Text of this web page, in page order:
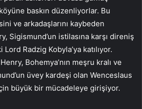
baskın düzenliyorlar. Bu
ve arkadaşlarını kaybeden
Sigismund’un istilasına karşı direniş
Radzig Kobyla’ya katılıyor.
Bohemya’nın meşru kralı ve
üvey kardeşi olan Wenceslaus
büyük bir mücadeleye girişiyor.